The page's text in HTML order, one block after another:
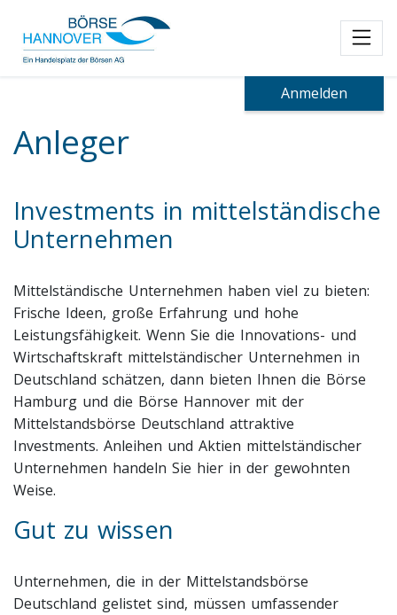
Anmelden
Anleger
Investments in mittelständische
Unternehmen
Mittelständische Unternehmen haben viel zu bieten:
Frische Ideen, große Erfahrung und hohe
Leistungsfähigkeit. Wenn Sie die Innovations- und
Wirtschaftskraft mittelständischer Unternehmen in
Deutschland schätzen, dann bieten Ihnen die Börse
Hamburg und die Börse Hannover mit der
Mittelstandsbörse Deutschland attraktive
Investments. Anleihen und Aktien mittelständischer
Unternehmen handeln Sie hier in der gewohnten
Weise.
Gut zu wissen
Unternehmen, die in der Mittelstandsbörse
Deutschland gelistet sind, müssen umfassender